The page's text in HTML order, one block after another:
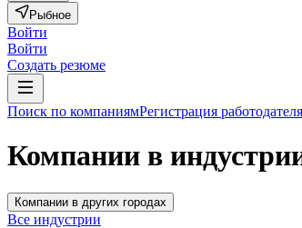
Рыбное
Войти
Войти
Создать резюме
Поиск по компаниямРегистрация работодателя
Компании в
Компании в других городах
Все индустрии